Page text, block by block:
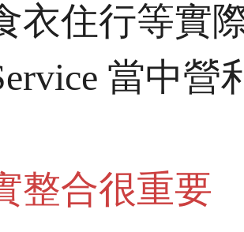
衣住行等實
當中營
整合很重要